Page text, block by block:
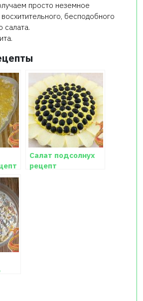
просто неземное
бесподобного
салата.
Салат подсолнух
рецепт